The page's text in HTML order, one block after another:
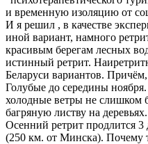
и временную изоляцию от
И я решил , в качестве
иной вариант, намного
красивым берегам лесных
истинный ретрит.
Беларуси вариантов.
Голубые до середины
холодные ветры не слишком
багряную листву на деревьях.
Осенний ретрит продлится 3
(250 км. от Минска). Почему